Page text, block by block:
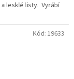
a lesklé listy. Vyrábí
Kód: 19633